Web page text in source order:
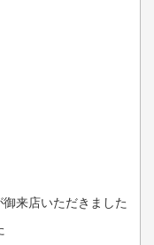
来店いただきました